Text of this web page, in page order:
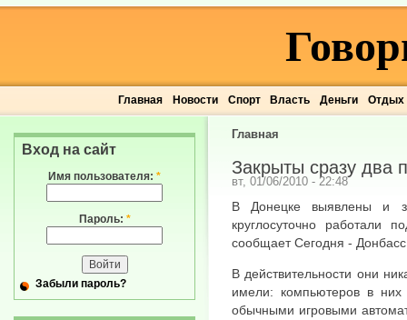
Главная Новости Спорт Власть Деньги Отдых
Главная
Закрыты сразу два
вт, 01/06/2010 - 22:48
В Донецке выявлены и
круглосуточно работали
сообщает Сегодня -
В действительности они
имели: компьютеров в
обычными игровыми
Вход на сайт
Имя пользователя: *
Пароль: *
Забыли пароль?